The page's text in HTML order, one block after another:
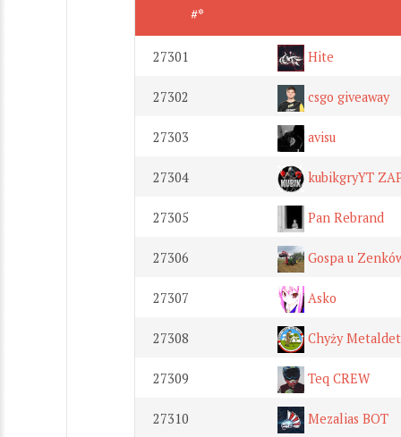
#*
27301 Hite
27302 csgo giveaway
27303 avisu
27304 kubikgryYT
27305 Pan Rebrand
27306 Gospa u
27307 Asko
27308 Chyży
27309 Teq CREW
27310 Mezalias BOT